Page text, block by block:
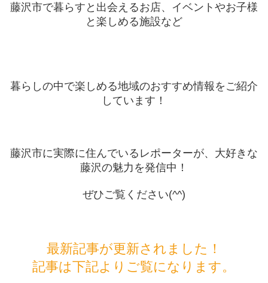
藤沢市で暮らすと出会えるお店、イベントやお子様
と楽しめる施設など
暮らしの中で楽しめる地域のおすすめ情報をご紹介
しています！
藤沢市に実際に住んでいるレポーターが、大好きな
藤沢の魅力を発信中！
ぜひご覧ください(^^)
最新記事が更新されました！
記事は下記よりご覧になります。